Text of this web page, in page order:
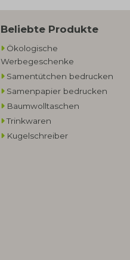
Beliebte Produkte
Ökologische
Werbegeschenke​
Samentütchen bedrucken
Samenpapier bedrucken
Baumwolltaschen​
Trinkwaren
Kugelschreiber